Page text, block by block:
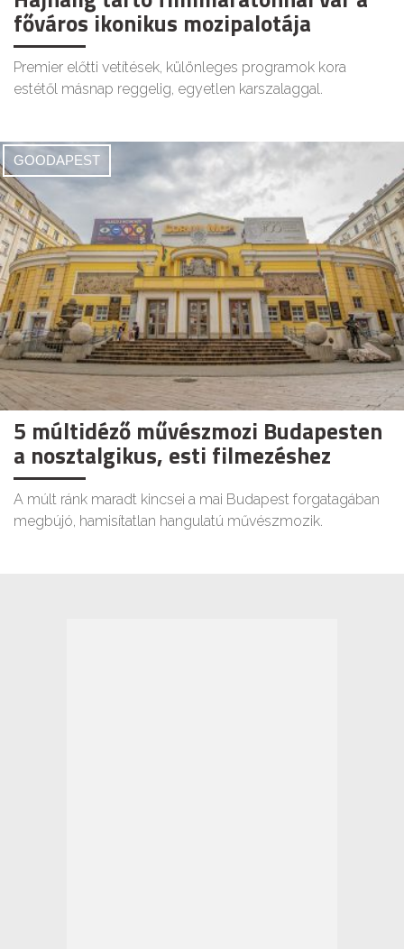
főváros ikonikus mozipalotája
Premier előtti vetítések, különleges programok kora
estétől másnap reggelig, egyetlen karszalaggal.
GOODAPEST
5 múltidéző művészmozi Budapesten
a nosztalgikus, esti filmezéshez
A múlt ránk maradt kincsei a mai Budapest forgatagában
megbújó, hamisítatlan hangulatú művészmozik.